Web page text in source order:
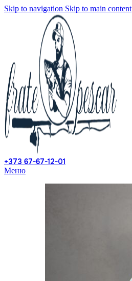
Skip to navigation Skip to main content
+373 67-67-12-01
Меню